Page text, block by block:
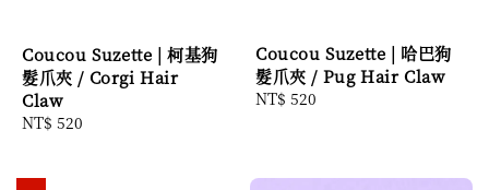
Coucou Suzette | 柯基狗
髮爪夾 / Corgi Hair
Claw
Regular
NT$ 520
Coucou Suzette | 哈巴狗
髮爪夾 / Pug Hair Claw
Regular
NT$ 520